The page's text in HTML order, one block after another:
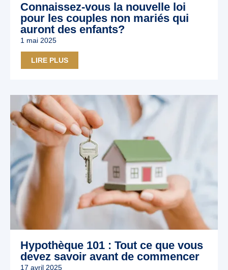
Connaissez-vous la nouvelle loi
pour les couples non mariés qui
auront des enfants?
1 mai 2025
LIRE PLUS
Hypothèque 101 : Tout ce que vous
devez savoir avant de commencer
17 avril 2025